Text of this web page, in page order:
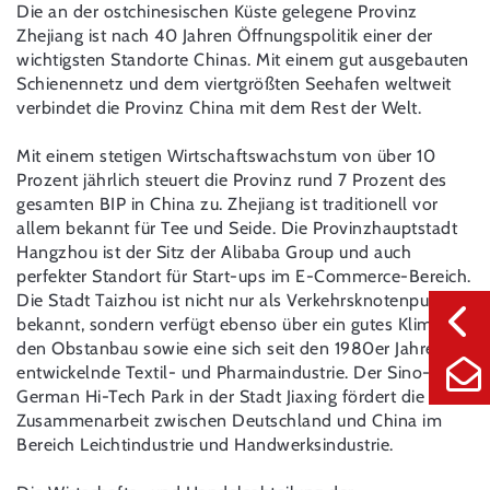
Die an der ostchinesischen Küste gelegene Provinz
Zhejiang ist nach 40 Jahren Öffnungspolitik einer der
wichtigsten Standorte Chinas. Mit einem gut ausgebauten
Schienennetz und dem viertgrößten Seehafen weltweit
verbindet die Provinz China mit dem Rest der Welt.
Mit einem stetigen Wirtschaftswachstum von über 10
Prozent jährlich steuert die Provinz rund 7 Prozent des
gesamten BIP in China zu. Zhejiang ist traditionell vor
allem bekannt für Tee und Seide. Die Provinzhauptstadt
Hangzhou ist der Sitz der Alibaba Group und auch
perfekter Standort für Start-ups im E-Commerce-Bereich.
Die Stadt Taizhou ist nicht nur als Verkehrsknotenpunkt
bekannt, sondern verfügt ebenso über ein gutes Klima für
den Obstanbau sowie eine sich seit den 1980er Jahren
entwickelnde Textil- und Pharmaindustrie. Der Sino-
German Hi-Tech Park in der Stadt Jiaxing fördert die
Zusammenarbeit zwischen Deutschland und China im
Bereich Leichtindustrie und Handwerksindustrie.